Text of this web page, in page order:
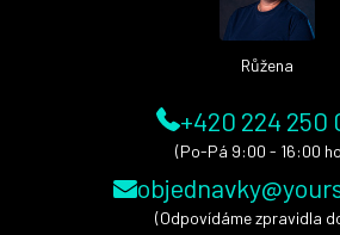
Růžena
+420 224 250
(Po-Pá 9:00 - 16:00
(Odpovídáme zpravidla